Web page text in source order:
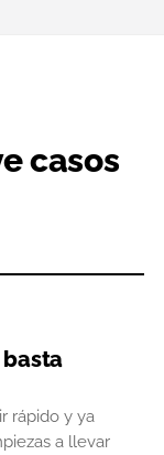
casos
rápido y ya
a llevar